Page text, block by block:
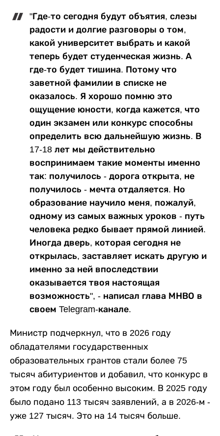
"Где-то сегодня будут объятия, слезы
радости и долгие разговоры о том,
какой университет выбрать и какой
теперь будет студенческая жизнь. А
где-то будет тишина. Потому что
заветной фамилии в списке не
оказалось. Я хорошо помню это
ощущение юности, когда кажется, что
один экзамен или конкурс способны
определить всю дальнейшую жизнь. В
17-18 лет мы действительно
воспринимаем такие моменты именно
так: получилось - дорога открыта, не
получилось - мечта отдаляется. Но
образование научило меня, пожалуй,
одному из самых важных уроков - путь
человека редко бывает прямой линией.
Иногда дверь, которая сегодня не
открылась, заставляет искать другую и
именно за ней впоследствии
оказывается твоя настоящая
возможность", - написал глава МНВО в
своем Telegram-канале.
Министр подчеркнул, что в 2026 году
обладателями государственных
образовательных грантов стали более 75
тысяч абитуриентов и добавил, что конкурс в
этом году был особенно высоким. В 2025 году
было подано 113 тысяч заявлений, а в 2026-м -
уже 127 тысяч. Это на 14 тысяч больше.